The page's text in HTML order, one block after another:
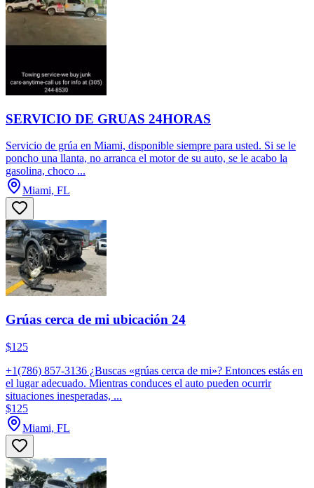
SERVICIO DE GRUAS 24HORAS
Servicio de grúa en Miami, disponible siempre para usted. Si se le
poncho una llanta, no arranca el motor de su auto, se le acabo la
gasolina, choco ...
Miami, FL
Grúas cerca de mi ubicación 24
$125
+1(786) 857-3136 ¿Buscas «grúas cerca de mi»? Entonces estás en
el lugar adecuado. Mientras conduces el auto pueden ocurrir
situaciones inesperadas, ...
$125
Miami, FL